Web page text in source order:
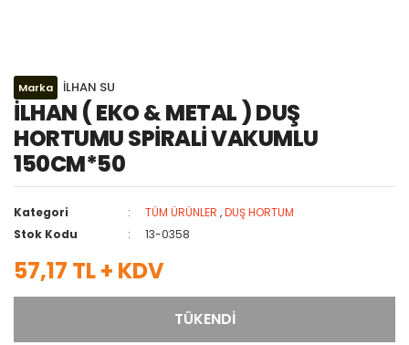
Marka İLHAN SU
İLHAN ( EKO & METAL ) DUŞ
HORTUMU SPİRALİ VAKUMLU
150CM*50
Kategori TÜM ÜRÜNLER ,DUŞ HORTUM
Stok Kodu
13-0358
57,17 TL + KDV
TÜKENDİ